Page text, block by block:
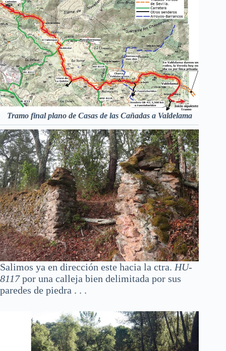
Tramo final plano de Casas de las Cañadas a Valdelama
Salimos ya en dirección este hacia la ctra. HU-
8117por una calleja bien delimitada por sus
paredes de piedra . . .